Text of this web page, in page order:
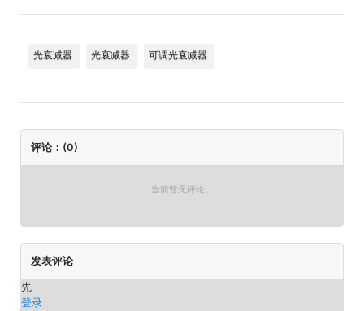
光衰减器 光衰减器 可调光衰减器
评论：(0)
当前暂无评论。
发表评论
先
登录